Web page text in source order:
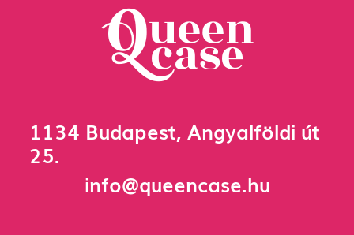
1134 Budapest, Angyalföldi út
25.
info@queencase.hu